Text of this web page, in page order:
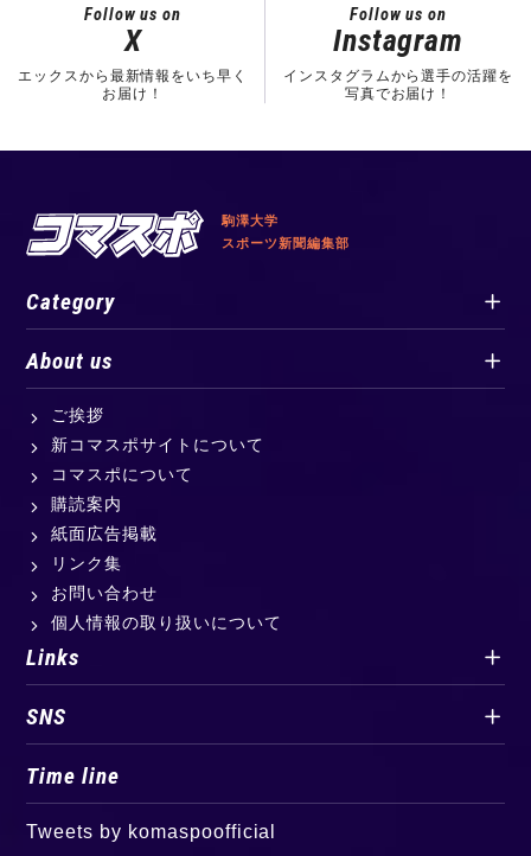
Follow us on
X
エックスから最新情報をいち早く
お届け！
Follow us on
Instagram
インスタグラムから選手の活躍を
写真でお届け！
駒澤大学
スポーツ新聞編集部
Category
About us
ご挨拶
新コマスポサイトについて
コマスポについて
購読案内
紙面広告掲載
リンク集
お問い合わせ
個人情報の取り扱いについて
Links
SNS
Time line
Tweets by komaspoofficial